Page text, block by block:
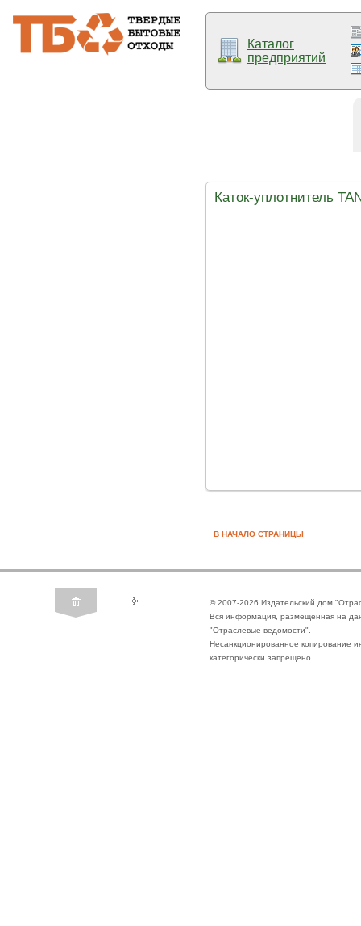
Каталог
предприятий
Каток-уплотнитель
В НАЧАЛО СТРАНИЦЫ
© 2007-2026 Издательский дом
Вся информация, размещённая на
"Отраслевые ведомости".
Несанкционированное копирование
категорически запрещено